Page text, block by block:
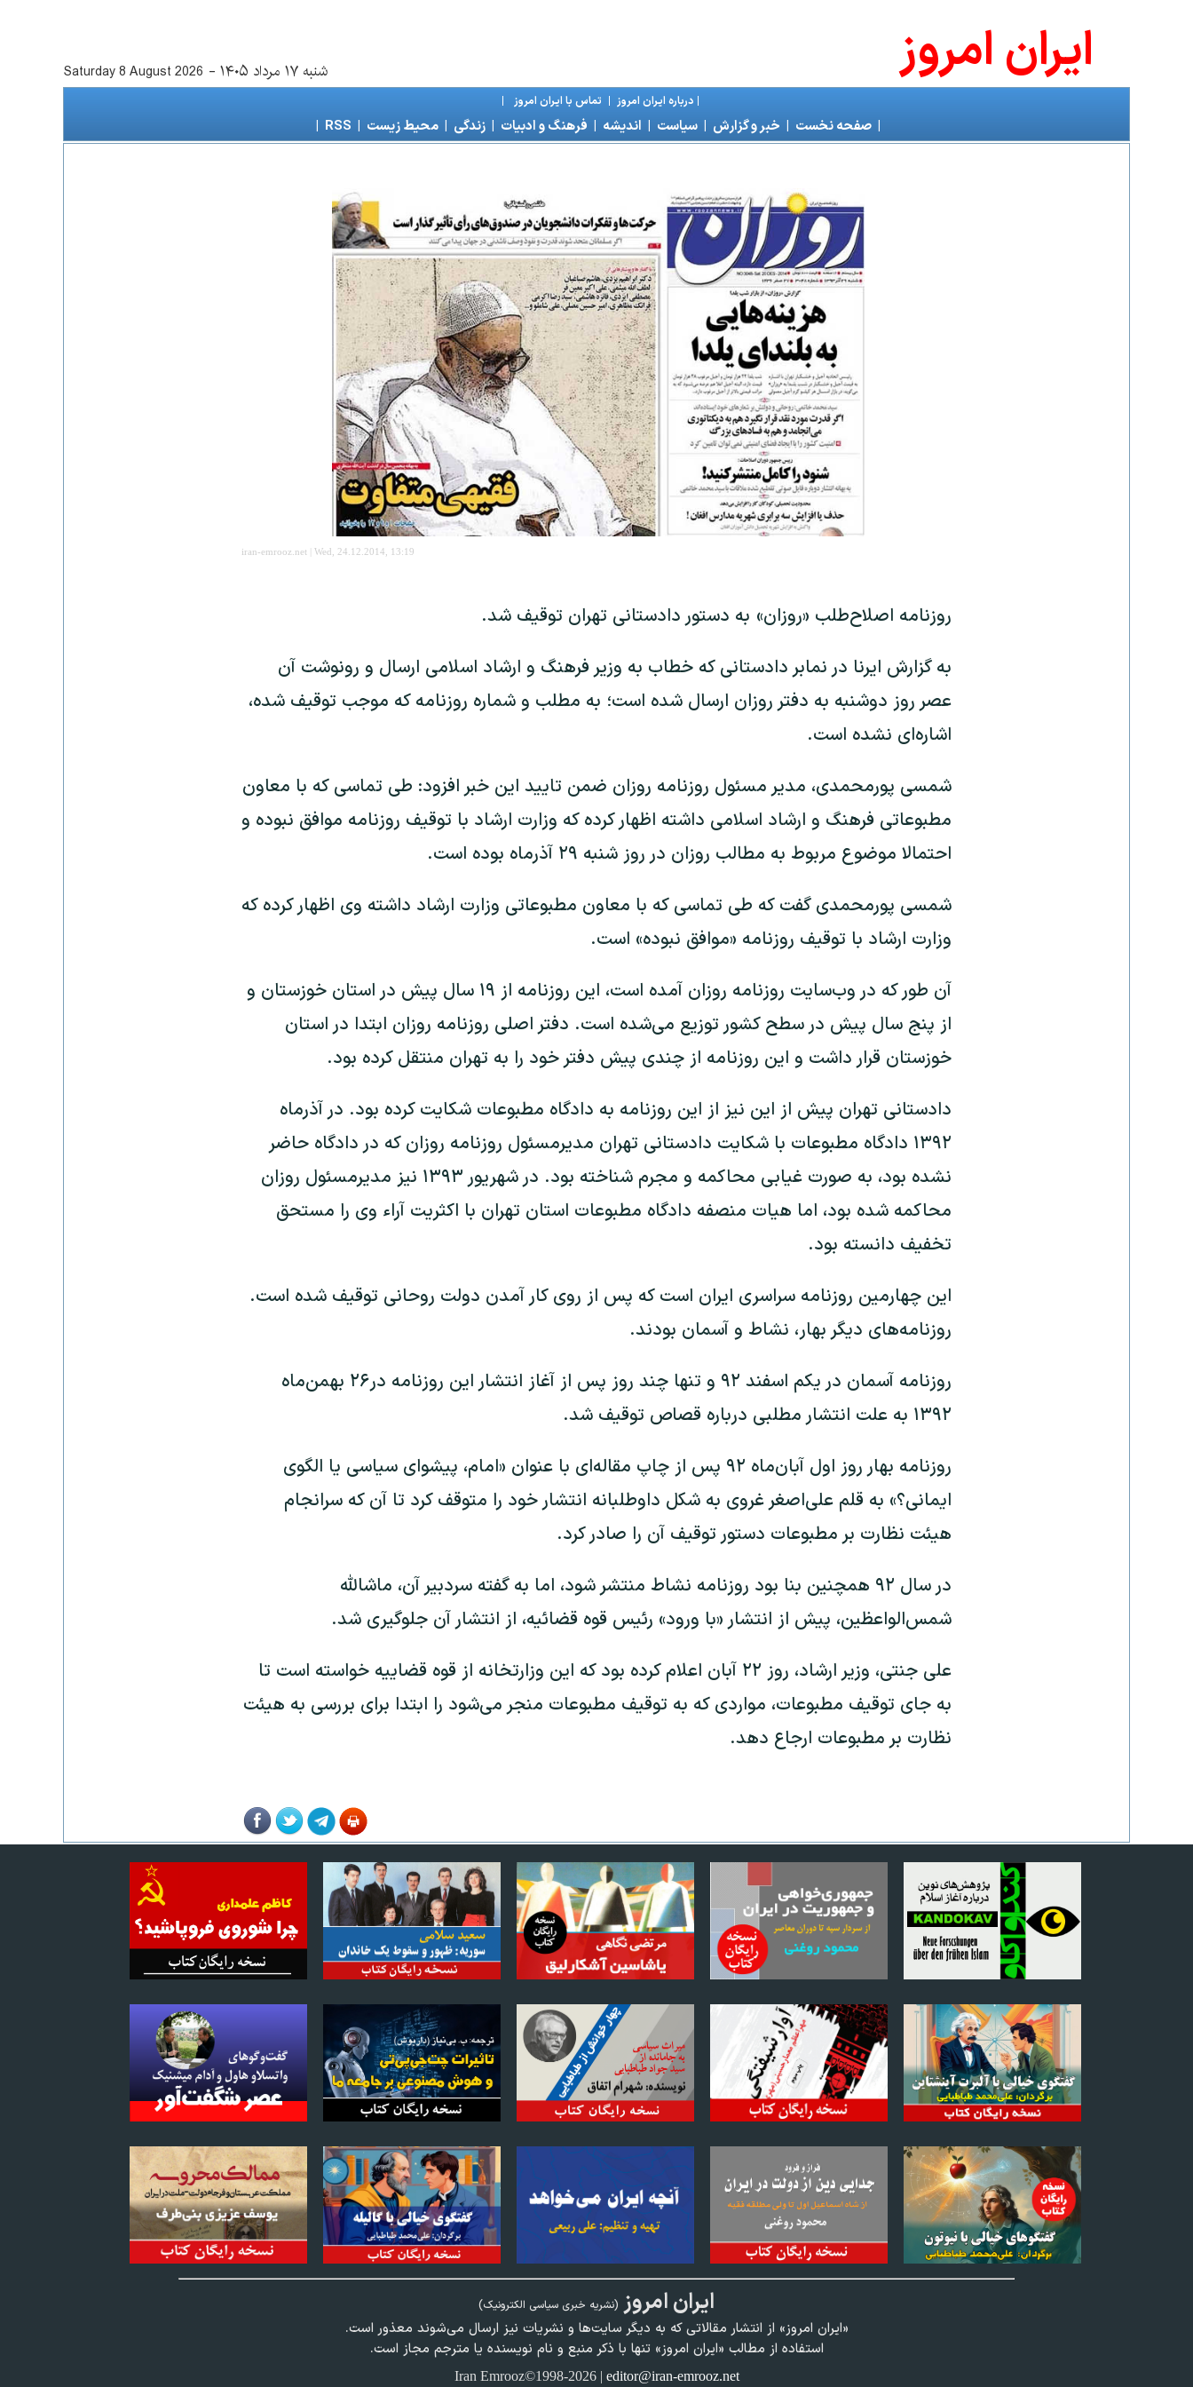
شنبه ۱۷ مرداد ۱۴۰۵ -
Saturday 8 August 2026 ايران امروز
|درباره ايران امروز | تماس با ايران امروز |
| صفحه نخست | خبر و گزارش | سياست | انديشه | فرهنگ و ادبيات | زندگی | محیط زیست |
RSS
|
iran-emrooz.net | Wed, 24.12.2014, 13:19
روزنامه اصلاح‌طلب «روزان» به دستور دادستانی تهران توقیف شد.
به گزارش ایرنا در نمابر دادستانی که خطاب به وزیر فرهنگ و ارشاد اسلامی ارسال و رونوشت آن
عصر روز دوشنبه به دفتر روزان ارسال شده است؛ به مطلب و شماره روزنامه که موجب توقیف شده،
اشاره‌ای نشده است.
شمسی پورمحمدی، مدیر مسئول روزنامه روزان ضمن تایید این خبر افزود: طی تماسی که با معاون
مطبوعاتی فرهنگ و ارشاد اسلامی داشته اظهار کرده که وزارت ارشاد با توقیف روزنامه موافق نبوده و
احتمالا موضوع مربوط به مطالب روزان در روز شنبه ۲۹ آذرماه بوده است.
شمسی پورمحمدی گفت که طی تماسی که با معاون مطبوعاتی وزارت ارشاد داشته وی اظهار کرده که
وزارت ارشاد با توقیف روزنامه «موافق نبوده» است.
آن طور که در وب‌سایت روزنامه روزان آمده است، این روزنامه از ۱۹ سال پیش در استان خوزستان و
از پنج سال پیش در سطح کشور توزیع می‌شده است. دفتر اصلی روزنامه روزان ابتدا در استان
خوزستان قرار داشت و این روزنامه از چندی پیش دفتر خود را به تهران منتقل کرده بود.
دادستانی تهران پیش از این نیز از این روزنامه به دادگاه مطبوعات شکایت کرده بود. در آذرماه
۱۳۹۲ دادگاه مطبوعات با شکایت دادستانی تهران مدیرمسئول روزنامه روزان که در دادگاه حاضر
نشده بود، به صورت غیابی محاکمه و مجرم شناخته بود. در شهریور ۱۳۹۳ نیز مدیرمسئول روزان
محاکمه شده بود، اما هیات منصفه دادگاه مطبوعات استان تهران با اکثریت آراء وی را مستحق
تخفیف دانسته بود.
این چهارمین روزنامه سراسری ایران است که پس از روی کار آمدن دولت روحانی توقیف شده است.
روزنامه‌های دیگر بهار، نشاط و آسمان بودند.
روزنامه آسمان در یکم اسفند ۹۲ و تنها چند روز پس از آغاز انتشار این روزنامه در۲۶ بهمن‌ماه
۱۳۹۲ به علت انتشار مطلبی درباره قصاص توقیف شد.
روزنامه بهار روز اول آبان‌ماه ۹۲ پس از چاپ مقاله‌ای با عنوان «امام، پیشوای سیاسی یا الگوی
ایمانی؟» به قلم علی‌اصغر غروی به شکل داوطلبانه انتشار خود را متوقف کرد تا آن ‌که سرانجام
هیئت نظارت بر مطبوعات دستور توقیف آن‌ را صادر کرد.
در سال ۹۲ همچنین بنا بود روزنامه نشاط منتشر شود، اما به گفته سردبیر آن، ماشالله
شمس‌الواعظین، پیش از انتشار «با ورود» رئیس قوه قضائیه، از انتشار آن جلوگیری شد.
علی جنتی، وزیر ارشاد، روز ۲۲ آبان اعلام کرده بود که این وزارتخانه از قوه قضاییه خواسته است تا
به جای توقیف مطبوعات، مواردی که به توقیف مطبوعات منجر می‌شود را ابتدا برای بررسی به هیئت
نظارت بر مطبوعات ارجاع دهد.
ايران امروز (نشريه خبری سياسی الکترونیک)
«ايران امروز» از انتشار مقالاتی كه به ديگر سايت‌ها و نشريات نيز ارسال می‌شوند معذور است.
استفاده از مطالب «ايران امروز» تنها با ذكر منبع و نام نويسنده يا مترجم مجاز است.
Iran Emrooz©1998-2026 | editor@iran-emrooz.net